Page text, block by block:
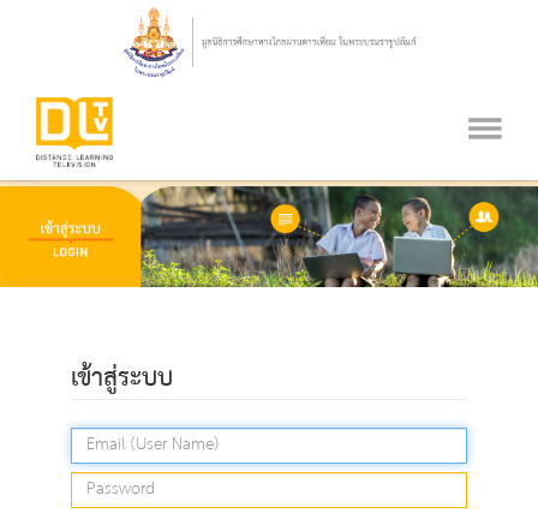
เข้าสู่ระบบ